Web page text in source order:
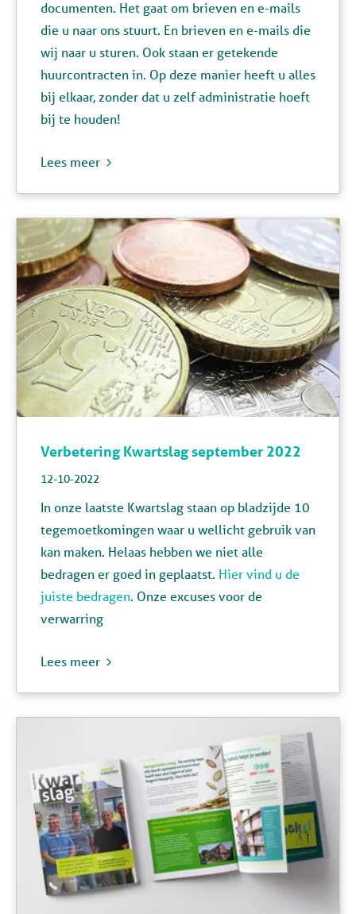
documenten. Het gaat om brieven en e-mails
die u naar ons stuurt. En brieven en e-mails die
wij naar u sturen. Ook staan er getekende
huurcontracten in. Op deze manier heeft u alles
bij elkaar, zonder dat u zelf administratie hoeft
bij te houden!
Lees meer
Verbetering Kwartslag september 2022
12-10-2022
In onze laatste Kwartslag staan op bladzijde 10
tegemoetkomingen waar u wellicht gebruik van
kan maken. Helaas hebben we niet alle
bedragen er goed in geplaatst. Hier vind u de
juiste bedragen. Onze excuses voor de
verwarring
Lees meer